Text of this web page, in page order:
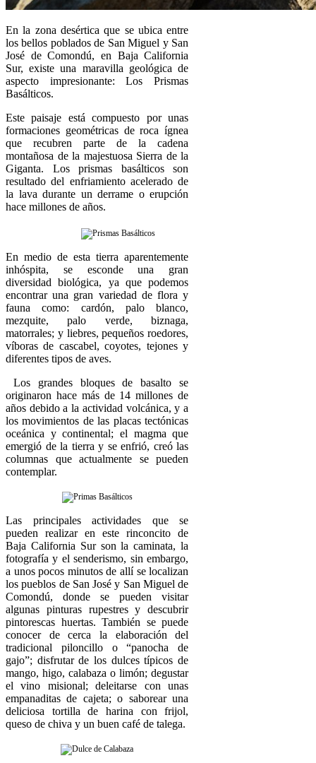
En la zona desértica que se ubica entre
los bellos poblados de San Miguel y San
José de Comondú, en Baja California
Sur, existe una maravilla geológica de
aspecto impresionante: Los Prismas
Basálticos.
Este paisaje está compuesto por unas
formaciones geométricas de roca ígnea
que recubren parte de la cadena
montañosa de la majestuosa Sierra de la
Giganta. Los prismas basálticos son
resultado del enfriamiento acelerado de
la lava durante un derrame o erupción
hace millones de años.
En medio de esta tierra aparentemente
inhóspita, se esconde una gran
diversidad biológica, ya que podemos
encontrar una gran variedad de flora y
fauna como: cardón, palo blanco,
mezquite, palo verde, biznaga,
matorrales; y liebres, pequeños roedores,
víboras de cascabel, coyotes, tejones y
diferentes tipos de aves.
Los grandes bloques de basalto se
originaron hace más de 14 millones de
años debido a la actividad volcánica, y a
los movimientos de las placas tectónicas
oceánica y continental; el magma que
emergió de la tierra y se enfrió, creó las
columnas que actualmente se pueden
contemplar.
Las principales actividades que se
pueden realizar en este rinconcito de
Baja California Sur son la caminata, la
fotografía y el senderismo, sin embargo,
a unos pocos minutos de allí se localizan
los pueblos de San José y San Miguel de
Comondú, donde se pueden visitar
algunas pinturas rupestres y descubrir
pintorescas huertas. También se puede
conocer de cerca la elaboración del
tradicional piloncillo o “panocha de
gajo”; disfrutar de los dulces típicos de
mango, higo, calabaza o limón; degustar
el vino misional; deleitarse con unas
empanaditas de cajeta; o saborear una
deliciosa tortilla de harina con frijol,
queso de chiva y un buen café de talega.